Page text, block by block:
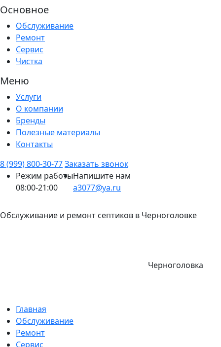
Основное
Обслуживание
Ремонт
Сервис
Чистка
Меню
Услуги
О компании
Бренды
Полезные материалы
Контакты
8 (999) 800-30-77Заказать звонок
Режим работы
08:00-21:00
Напишите нам
a3077@ya.ru
Обслуживание и ремонт септиков в Черноголовке
Черноголовка
Главная
Обслуживание
Ремонт
Сервис